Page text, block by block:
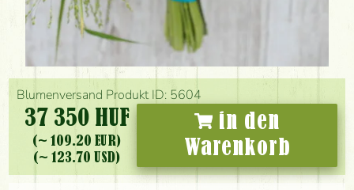
Blumenversand Produkt ID: 5604
37 350 HUF
(~ 109.20 EUR)
(~ 123.70 USD)
in den
Warenkorb